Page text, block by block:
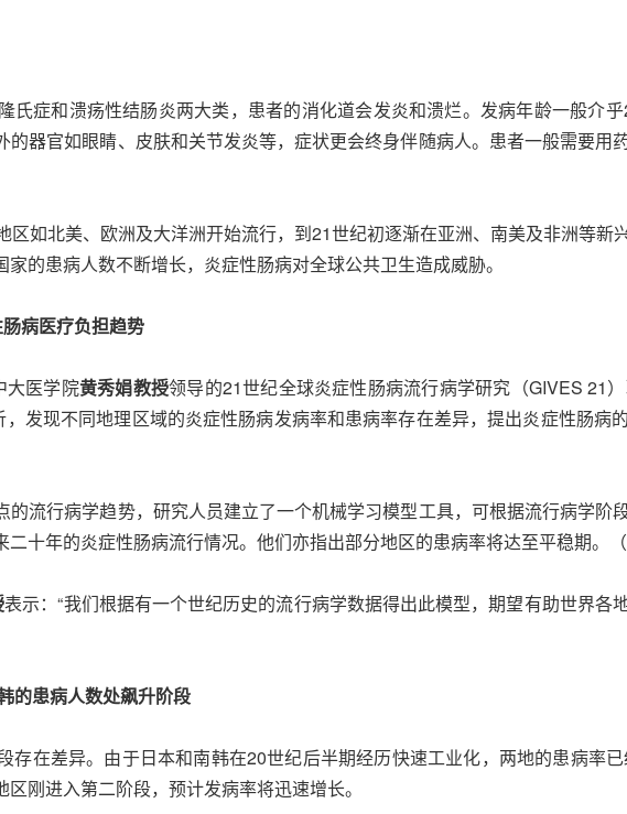
氏症和溃疡性结肠炎两大类，患者的消化道会发炎和溃烂。发病年龄一般介
器官如眼睛、皮肤和关节发炎等，症状更会终身伴随病人。患者一般需要用
如北美、欧洲及大洋洲开始流行，到21世纪初逐渐在亚洲、南美及非洲等新
的患病人数不断增长，炎症性肠病对全球公共卫生造成威胁。
病医疗负担趋势
大医学院黄秀娟教授领导的21世纪全球炎症性肠病流行病学研究（GIVES 21
发现不同地理区域的炎症性肠病发病率和患病率存在差异，提出炎症性肠病
流行病学趋势，研究人员建立了一个机械学习模型工具，可根据流行病学阶
十年的炎症性肠病流行情况。他们亦指出部分地区的患病率将达至平稳期。
表示：“我们根据有一个世纪历史的流行病学数据得出此模型，期望有助世界各
的患病人数处飙升阶段
存在差异。由于日本和南韩在20世纪后半期经历快速工业化，两地的患病率
刚进入第二阶段，预计发病率将迅速增长。